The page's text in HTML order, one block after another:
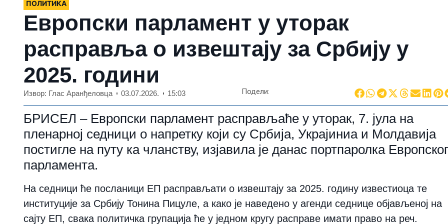
ПОЛИТИКА
Европски парламент у уторак
расправља о извештају за Србију у
2025. години
Извор: Глас Аранђеловца 03.07.2026. 15:03 Подели:
БРИСЕЛ – Европски парламент расправљаће у уторак, 7. јула на
пленарној седници о напретку који су Србија, Украјиниа и Молдавија
постигле на путу ка чланству, изјавила је данас портпаролка Европског
парламента.
На седници ће посланици ЕП расправљати о извештају за 2025. годину известиоца те
институције за Србију Тонина Пицуле, а како је наведено у агенди седнице објављеној на
сајту ЕП, свака политичка групација ће у једном кругу расправе имати право на реч.